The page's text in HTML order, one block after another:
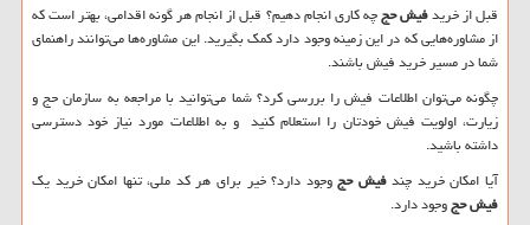
قبل‌ از خریدفیش حجچه کاری انجام دهیم؟ قبل ‌از انجام هر گونه اقدامی، بهتر است که
از مشاوره‌هایی که در این زمینه وجود دارد کمک بگیرید. این مشاوره‌ها می‌توانند راهنمای
شما در مسیر خرید فیش باشند.
چگونه می‌توان اطلاعات فیش را بررسی کرد؟ شما می‌توانید با مراجعه به سازمان حج و
زیارت، اولویت فیش خودتان را استعلام کنید و به اطلاعات مورد نیاز خود دسترسی
داشته باشید.
آیا امکان خرید چندفیش حجوجود دارد؟ خیر برای هر کد ملی، تنها امکان خرید یک
فیش حجوجود دارد.